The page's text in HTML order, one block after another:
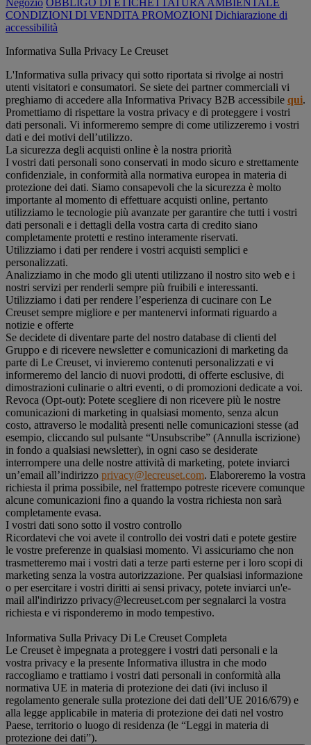
Negozio OBBLIGO DI ETICHETTATURA AMBIENTALE
CONDIZIONI DI VENDITA PROMOZIONI Dichiarazione di
accessibilità
Informativa Sulla Privacy Le Creuset
L'Informativa sulla privacy qui sotto riportata si rivolge ai nostri
utenti visitatori e consumatori. Se siete dei partner commerciali vi
preghiamo di accedere alla Informativa Privacy B2B accessibile qui.
Promettiamo di rispettare la vostra privacy e di proteggere i vostri
dati personali. Vi informeremo sempre di come utilizzeremo i vostri
dati e dei motivi dell’utilizzo.
La sicurezza degli acquisti online è la nostra priorità
I vostri dati personali sono conservati in modo sicuro e strettamente
confidenziale, in conformità alla normativa europea in materia di
protezione dei dati. Siamo consapevoli che la sicurezza è molto
importante al momento di effettuare acquisti online, pertanto
utilizziamo le tecnologie più avanzate per garantire che tutti i vostri
dati personali e i dettagli della vostra carta di credito siano
completamente protetti e restino interamente riservati.
Utilizziamo i dati per rendere i vostri acquisti semplici e
personalizzati.
Analizziamo in che modo gli utenti utilizzano il nostro sito web e i
nostri servizi per renderli sempre più fruibili e interessanti.
Utilizziamo i dati per rendere l’esperienza di cucinare con Le
Creuset sempre migliore e per mantenervi informati riguardo a
notizie e offerte
Se decidete di diventare parte del nostro database di clienti del
Gruppo e di ricevere newsletter e comunicazioni di marketing da
parte di Le Creuset, vi invieremo contenuti personalizzati e vi
informeremo del lancio di nuovi prodotti, di offerte esclusive, di
dimostrazioni culinarie o altri eventi, o di promozioni dedicate a voi.
Revoca (Opt-out): Potete scegliere di non ricevere più le nostre
comunicazioni di marketing in qualsiasi momento, senza alcun
costo, attraverso le modalità presenti nelle comunicazioni stesse (ad
esempio, cliccando sul pulsante “Unsubscribe” (Annulla iscrizione)
in fondo a qualsiasi newsletter), in ogni caso se desiderate
interrompere una delle nostre attività di marketing, potete inviarci
un’email all’indirizzo privacy@lecreuset.com. Elaboreremo la vostra
richiesta il prima possibile, nel frattempo potreste ricevere comunque
alcune comunicazioni fino a quando la vostra richiesta non sarà
completamente evasa.
I vostri dati sono sotto il vostro controllo
Ricordatevi che voi avete il controllo dei vostri dati e potete gestire
le vostre preferenze in qualsiasi momento. Vi assicuriamo che non
trasmetteremo mai i vostri dati a terze parti esterne per i loro scopi di
marketing senza la vostra autorizzazione. Per qualsiasi informazione
o per esercitare i vostri diritti ai sensi privacy, potete inviarci un'e-
mail all'indirizzo privacy@lecreuset.com per segnalarci la vostra
richiesta e vi risponderemo in modo tempestivo.
Informativa Sulla Privacy Di Le Creuset Completa
Le Creuset è impegnata a proteggere i vostri dati personali e la
vostra privacy e la presente Informativa illustra in che modo
raccogliamo e trattiamo i vostri dati personali in conformità alla
normativa UE in materia di protezione dei dati (ivi incluso il
regolamento generale sulla protezione dei dati dell’UE 2016/679) e
alla legge applicabile in materia di protezione dei dati nel vostro
Paese, territorio o luogo di residenza (le “Leggi in materia di
protezione dei dati”).